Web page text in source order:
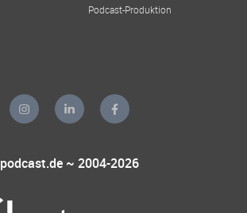
Podcast-Produktion
podcast.de ~ 2004-2026